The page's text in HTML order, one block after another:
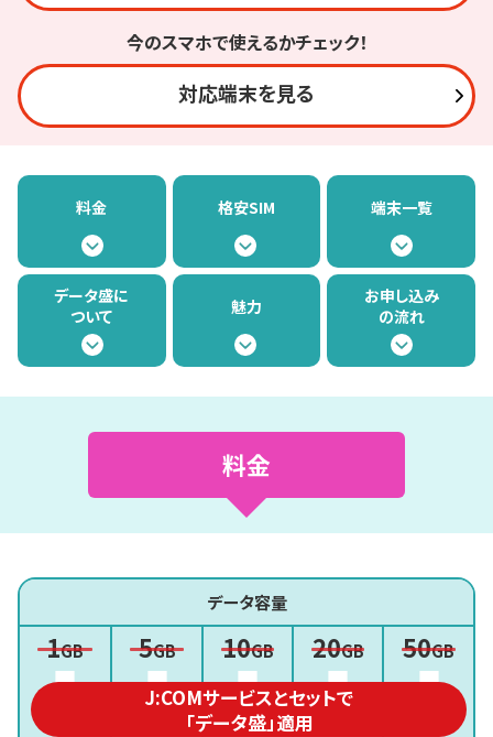
今のスマホで使えるかチェック！
対応端末を見る
料金 格安SIM 端末一覧
データ盛に
ついて
魅力
お申し込み
の流れ
料金
データ容量
1GB
J:COMサービスとセットで
「データ盛」適用
5GB 10GB 20GB 50GB